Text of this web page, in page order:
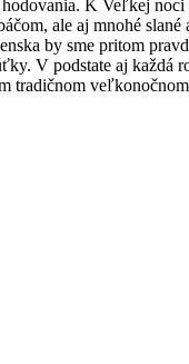
K Veľkej
ale aj mnohé
by sme pritom
V podstate aj každá
tradičnom